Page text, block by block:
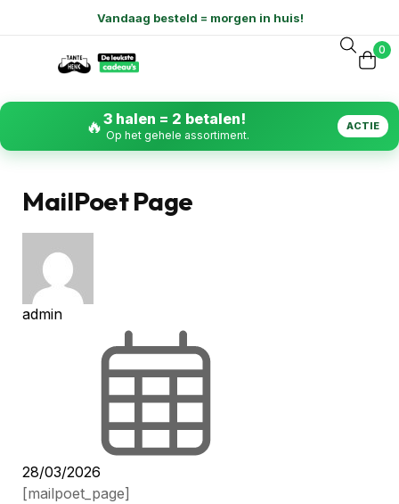
0
🔥3 halen = 2 betalen!
Op het gehele assortiment.
ACTIE
MailPoet Page
admin
28/03/2026
[mailpoet_page]